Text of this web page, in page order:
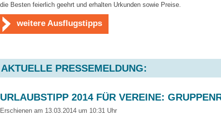
die Besten feierlich geehrt und erhalten Urkunden sowie Preise.
weitere Ausflugstipps
AKTUELLE PRESSEMELDUNG:
URLAUBSTIPP 2014 FÜR VEREINE:
Erschienen am 13.03.2014 um 10:31 Uhr